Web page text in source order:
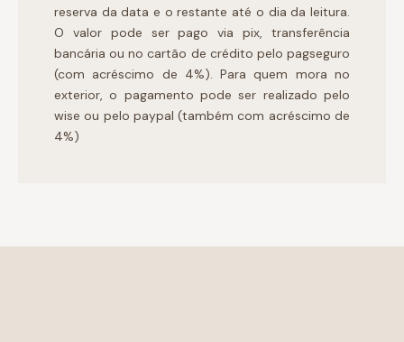
reserva da data e o restante até o dia da leitura.
O valor pode ser pago via pix, transferência
bancária ou no cartão de crédito pelo pagseguro
(com acréscimo de 4%). Para quem mora no
exterior, o pagamento pode ser realizado pelo
wise ou pelo paypal (também com acréscimo de
4%)